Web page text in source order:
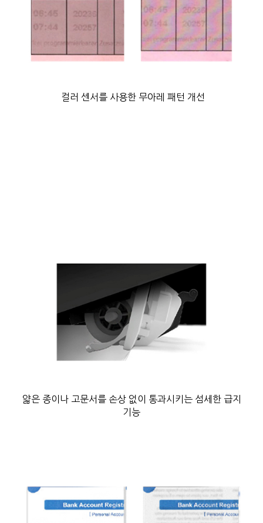
컬러 센서를 사용한 무아레 패턴 개선
얇은 종이나 고문서를 손상 없이 통과시키는 섬세한 급지
기능